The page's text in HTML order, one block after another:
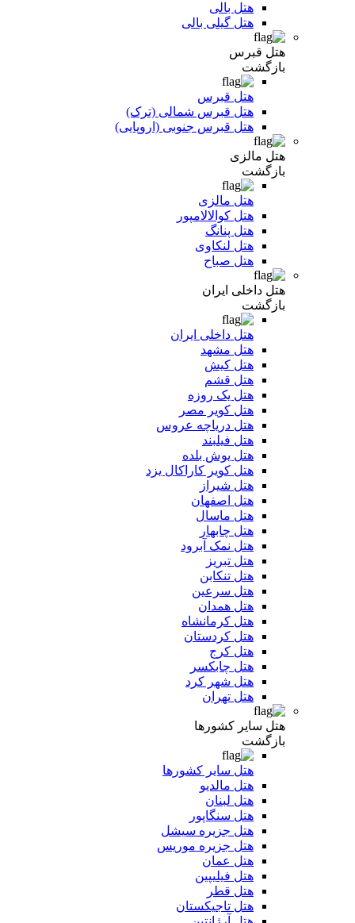
هتل بالی
هتل گیلی بالی
هتل قبرس
بازگشت
هتل قبرس
هتل قبرس شمالی (ترک)
هتل قبرس جنوبی (اروپایی)
هتل مالزی
بازگشت
هتل مالزی
هتل کوالالامپور
هتل پنانگ
هتل لنکاوی
هتل صباح
هتل داخلی ایران
بازگشت
هتل داخلی ایران
هتل مشهد
هتل کیش
هتل قشم
هتل یک روزه
هتل کویر مصر
هتل دریاچه عروس
هتل فیلبند
هتل یوش بلده
هتل کویر کاراکال یزد
هتل شیراز
هتل اصفهان
هتل ماسال
هتل چابهار
هتل نمک آبرود
هتل تبریز
هتل تنکابن
هتل سرعین
هتل همدان
هتل کرمانشاه
هتل کردستان
هتل کرج
هتل چابکسر
هتل شهر کرد
هتل تهران
هتل سایر کشورها
بازگشت
هتل سایر کشورها
هتل مالدیو
هتل لبنان
هتل سنگاپور
هتل جزیره سیشل
هتل جزیره موریس
هتل عمان
هتل فیلیپین
هتل قطر
هتل تاجیکستان